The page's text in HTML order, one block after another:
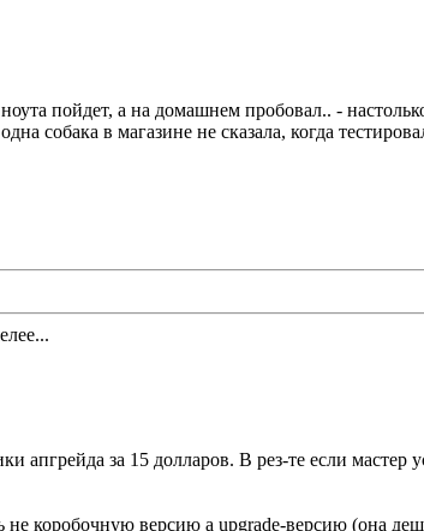
пойдет, а на домашнем пробовал.. -
собака в магазине не сказала, когда
апгрейда за 15 долларов. В рез-те если мастер
коробочную версию а upgrade-версию (она